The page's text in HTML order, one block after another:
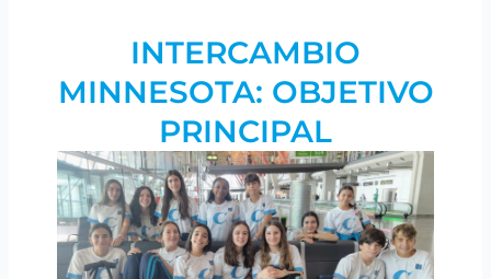
INTERCAMBIO
MINNESOTA: OBJETIVO
PRINCIPAL